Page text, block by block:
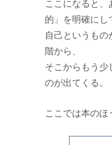
ここになると、
的」を明確にし
自己というも
階から、
そこからもう少
のが出てくる。
ここでは本のほ